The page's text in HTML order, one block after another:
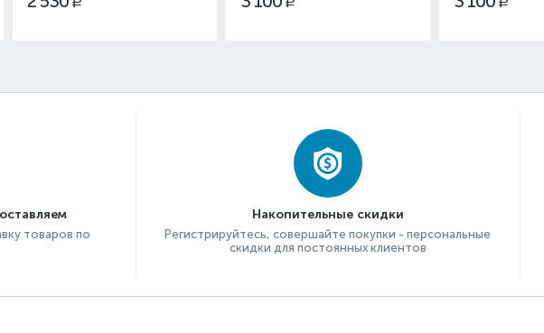
товаров по
Накопительные скидки
Регистрируйтесь, совершайте покупки - персональные
скидки для постоянных клиентов